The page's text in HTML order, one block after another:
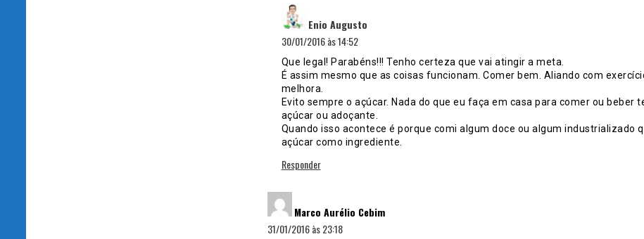
Enio Augusto
30/01/2016 às 14:52
Que legal! Parabéns!!! Tenho certeza que vai atingir a meta.
É assim mesmo que as coisas funcionam. Comer bem. Aliando com
melhora.
Evito sempre o açúcar. Nada do que eu faça em casa para comer ou beber
açúcar ou adoçante.
Quando isso acontece é porque comi algum doce ou algum industrializado
açúcar como ingrediente.
Responder
Marco Aurélio Cebim
31/01/2016 às 23:18